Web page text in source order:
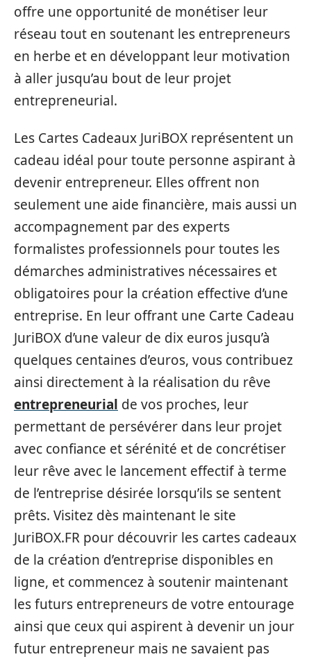
offre une opportunité de monétiser leur
réseau tout en soutenant les entrepreneurs
en herbe et en développant leur motivation
à aller jusqu’au bout de leur projet
entrepreneurial.
Les Cartes Cadeaux JuriBOX représentent un
cadeau idéal pour toute personne aspirant à
devenir entrepreneur. Elles offrent non
seulement une aide financière, mais aussi un
accompagnement par des experts
formalistes professionnels pour toutes les
démarches administratives nécessaires et
obligatoires pour la création effective d’une
entreprise. En leur offrant une Carte Cadeau
JuriBOX d’une valeur de dix euros jusqu’à
quelques centaines d’euros, vous contribuez
ainsi directement à la réalisation du rêve
entrepreneurial de vos proches, leur
permettant de persévérer dans leur projet
avec confiance et sérénité et de concrétiser
leur rêve avec le lancement effectif à terme
de l’entreprise désirée lorsqu’ils se sentent
prêts. Visitez dès maintenant le site
JuriBOX.FR pour découvrir les cartes cadeaux
de la création d’entreprise disponibles en
ligne, et commencez à soutenir maintenant
les futurs entrepreneurs de votre entourage
ainsi que ceux qui aspirent à devenir un jour
futur entrepreneur mais ne savaient pas